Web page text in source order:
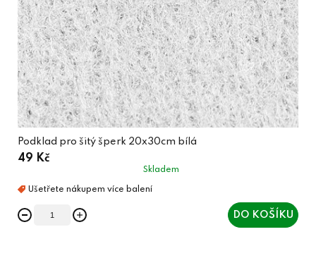
Podklad pro šitý šperk 20x30cm bílá
49 Kč
Skladem
DO KOŠÍKU